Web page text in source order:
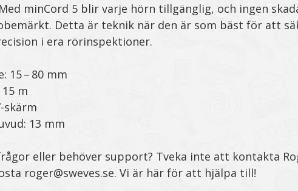
minCord 5 blir varje hörn tillgänglig, och ingen
Detta är teknik när den är som bäst för att
i era rörinspektioner.
15 – 80 mm
m
skärm
13 mm
eller behöver support? Tveka inte att kontakta
roger@sweves.se. Vi är här för att hjälpa till!